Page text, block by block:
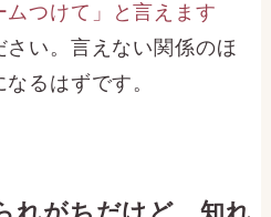
ムつけて」と言えます
さい。言えない関係のほ
るはずです。